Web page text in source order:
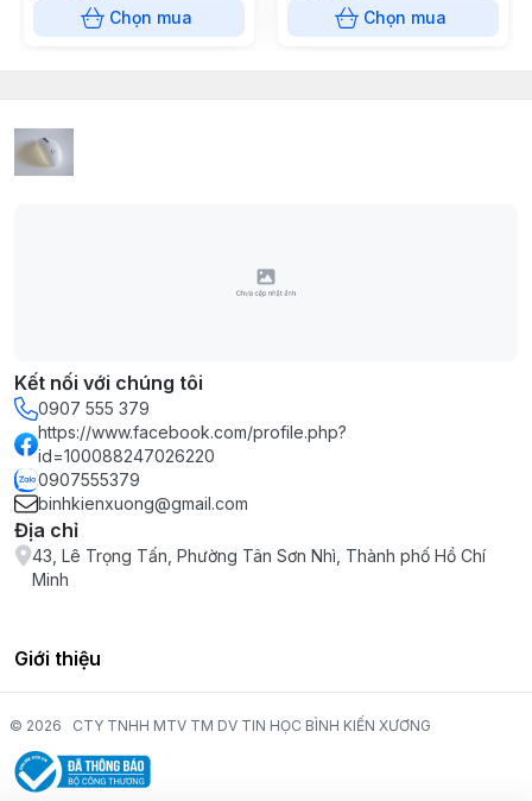
Chọn mua Chọn mua
Kết nối với chúng tôi
0907 555 379
https://www.facebook.com/profile.php?
id=100088247026220
0907555379
binhkienxuong@gmail.com
Địa chỉ
43, Lê Trọng Tấn, Phường Tân Sơn Nhì, Thành phố Hồ Chí
Minh
Giới thiệu
© 2026 CTY TNHH MTV TM DV TIN HỌC BÌNH KIẾN XƯƠNG